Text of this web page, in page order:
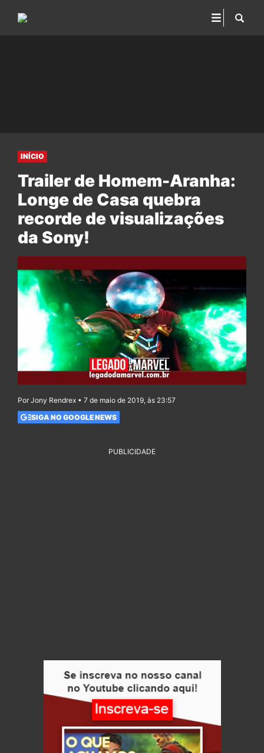
INÍCIO
Trailer de Homem-Aranha:
Longe de Casa quebra
recorde de visualizações
da Sony!
Por Jony Rendrex • 7 de maio de 2019, às 23:57
SIGA NO GOOGLE NEWS
PUBLICIDADE